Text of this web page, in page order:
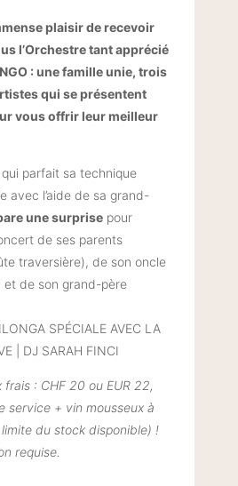
plaisir de recevoir
l’Orchestre tant apprécié
: une famille unie, trois
qui se présentent
vous offrir leur meilleur
qui parfait sa technique
avec l’aide de sa grand-
une surprise pour
de ses parents
traversière), de son oncle
et de son grand-père
SPÉCIALE AVEC LA
| DJ SARAH FINCI
: CHF 20 ou EUR 22,
service + vin mousseux à
du stock disponible) !
requise.